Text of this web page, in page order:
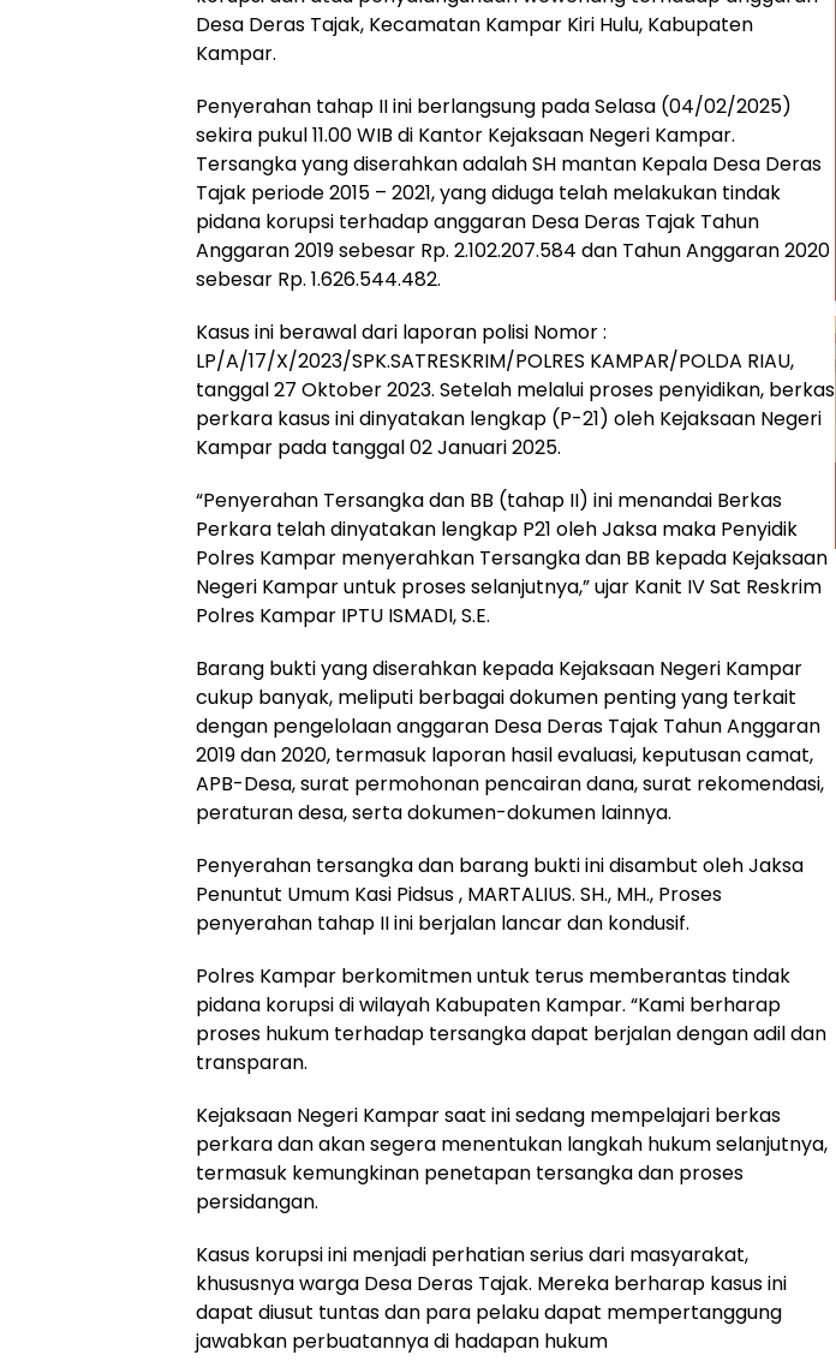
Desa Deras Tajak, Kecamatan Kampar Kiri Hulu, Kabupaten
Kampar.
Penyerahan tahap II ini berlangsung pada Selasa (04/02/2025)
sekira pukul 11.00 WIB di Kantor Kejaksaan Negeri Kampar.
Tersangka yang diserahkan adalah SH mantan Kepala Desa Deras
Tajak periode 2015 – 2021, yang diduga telah melakukan tindak
pidana korupsi terhadap anggaran Desa Deras Tajak Tahun
Anggaran 2019 sebesar Rp. 2.102.207.584 dan Tahun Anggaran 2020
sebesar Rp. 1.626.544.482.
Kasus ini berawal dari laporan polisi Nomor :
LP/A/17/X/2023/SPK.SATRESKRIM/POLRES KAMPAR/POLDA RIAU,
tanggal 27 Oktober 2023. Setelah melalui proses penyidikan, berkas
perkara kasus ini dinyatakan lengkap (P-21) oleh Kejaksaan Negeri
Kampar pada tanggal 02 Januari 2025.
“Penyerahan Tersangka dan BB (tahap II) ini menandai Berkas
Perkara telah dinyatakan lengkap P21 oleh Jaksa maka Penyidik
Polres Kampar menyerahkan Tersangka dan BB kepada Kejaksaan
Negeri Kampar untuk proses selanjutnya,” ujar Kanit IV Sat Reskrim
Polres Kampar IPTU ISMADI, S.E.
Barang bukti yang diserahkan kepada Kejaksaan Negeri Kampar
cukup banyak, meliputi berbagai dokumen penting yang terkait
dengan pengelolaan anggaran Desa Deras Tajak Tahun Anggaran
2019 dan 2020, termasuk laporan hasil evaluasi, keputusan camat,
APB-Desa, surat permohonan pencairan dana, surat rekomendasi,
peraturan desa, serta dokumen-dokumen lainnya.
Penyerahan tersangka dan barang bukti ini disambut oleh Jaksa
Penuntut Umum Kasi Pidsus , MARTALIUS. SH., MH., Proses
penyerahan tahap II ini berjalan lancar dan kondusif.
Polres Kampar berkomitmen untuk terus memberantas tindak
pidana korupsi di wilayah Kabupaten Kampar. “Kami berharap
proses hukum terhadap tersangka dapat berjalan dengan adil dan
transparan.
Kejaksaan Negeri Kampar saat ini sedang mempelajari berkas
perkara dan akan segera menentukan langkah hukum selanjutnya,
termasuk kemungkinan penetapan tersangka dan proses
persidangan.
Kasus korupsi ini menjadi perhatian serius dari masyarakat,
khususnya warga Desa Deras Tajak. Mereka berharap kasus ini
dapat diusut tuntas dan para pelaku dapat mempertanggung
jawabkan perbuatannya di hadapan hukum